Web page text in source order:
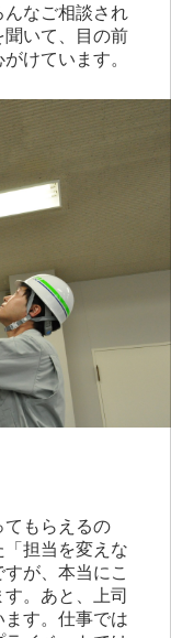
なご相談され
聞いて、目の前
けています。
てもらえるの
担当を変えな
が、本当にこ
。あと、上司
す。仕事では